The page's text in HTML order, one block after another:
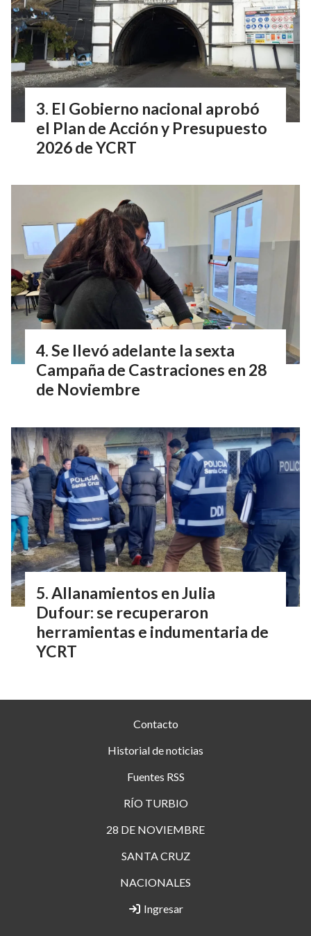
El Gobierno nacional aprobó
el Plan de Acción y Presupuesto
2026 de YCRT
Se llevó adelante la sexta
Campaña de Castraciones en 28
de Noviembre
Allanamientos en Julia
Dufour: se recuperaron
herramientas e indumentaria de
YCRT
Contacto
Historial de noticias
Fuentes RSS
RÍO TURBIO
28 DE NOVIEMBRE
SANTA CRUZ
NACIONALES
Ingresar